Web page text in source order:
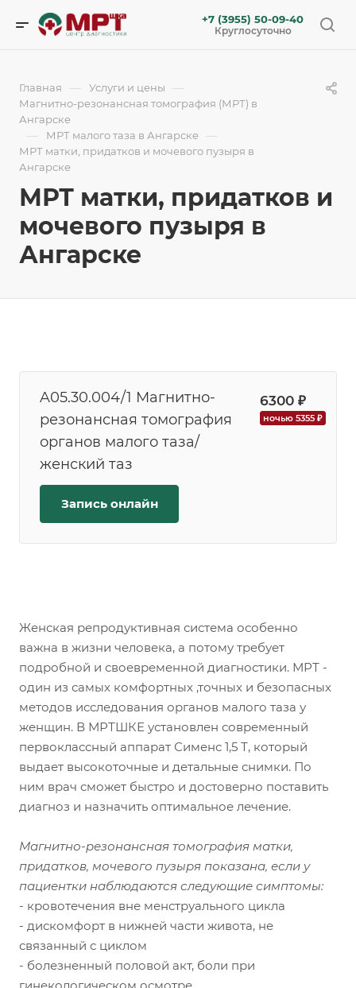
+7 (3955) 50-09-40
Круглосуточно
Главная — Услуги и цены —
Магнитно-резонансная томография (МРТ) в
Ангарске
— МРТ малого таза в Ангарске —
МРТ матки, придатков и мочевого пузыря в
Ангарске
МРТ матки, придатков и
мочевого пузыря в
Ангарске
A05.30.004/1 Магнитно-
резонансная томография
органов малого таза/
женский таз
6300 ₽
ночью 5355 ₽
Запись онлайн
Женская репродуктивная система особенно
важна в жизни человека, а потому требует
подробной и своевременной диагностики. МРТ -
один из самых комфортных ,точных и безопасных
методов исследования органов малого таза у
женщин. В МРТШКЕ установлен современный
первоклассный аппарат Сименс 1,5 Т, который
выдает высокоточные и детальные снимки. По
ним врач сможет быстро и достоверно поставить
диагноз и назначить оптимальное лечение.
Магнитно-резонансная томография матки,
придатков, мочевого пузыря показана, если у
пациентки наблюдаются следующие симптомы:
- кровотечения вне менструального цикла
- дискомфорт в нижней части живота, не
связанный с циклом
- болезненный половой акт, боли при
гинекологическом осмотре